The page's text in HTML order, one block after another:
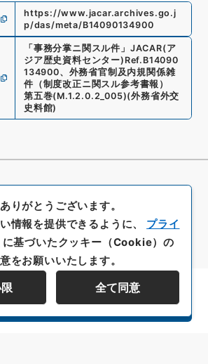
https://www.jacar.archives.go.j
p/das/meta/B14090134900
「 事務分掌ニ関スル件 」 JACAR(ア
ジア歴史資料センター) Ref. B14090
134900、 外務省官制及内規関係雑
件（制度改正ニ関スル参考書報）
第五巻(M.1.2.0.2_005)(外務省外交
史料館)
資料群階層を表示する
りがとうございます。
情報を提供できるように、 プライ
に基づいたクッキー（Cookie）の
をお願いいたします。
全て同意